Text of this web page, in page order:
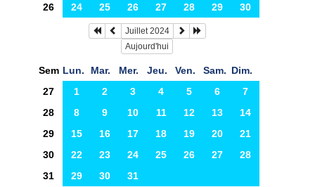
26
24 25 26 27 28 29 30
Juillet 2024
Aujourd'hui
Sem Lun. Mar. Mer. Jeu. Ven. Sam. Dim.
27
1 2 3 4 5 6
7
28
8 9 10 11 12 13
14
29
15 16 17 18 19 20
21
30
22 23 24 25 26 27
28
31
29 30 31